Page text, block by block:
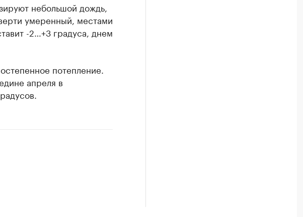
небольшой дождь,
умеренный, местами
-2…+3 градуса, днем
потепление.
апреля в